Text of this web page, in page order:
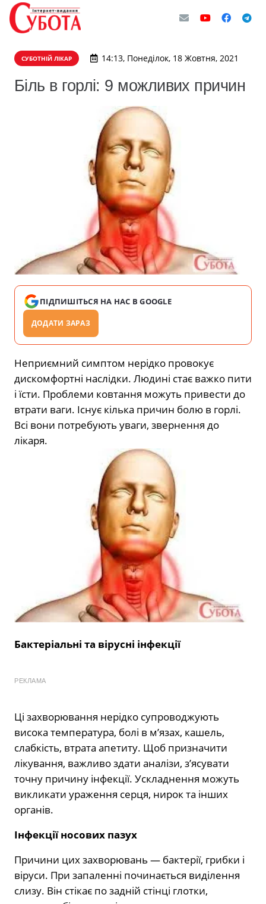
СУБОТНІЙ ЛІКАР 14:13, Понеділок, 18 Жовтня, 2021
Біль в горлі: 9 можливих причин
ПІДПИШІТЬСЯ НА НАС В GOOGLE
ДОДАТИ ЗАРАЗ
Неприємний симптом нерідко провокує
дискомфортні наслідки. Людині стає важко пити
і їсти. Проблеми ковтання можуть привести до
втрати ваги. Існує кілька причин болю в горлі.
Всі вони потребують уваги, звернення до
лікаря.
Бактеріальні та вірусні інфекції
РЕКЛАМА
Ці захворювання нерідко супроводжують
висока температура, болі в м’язах, кашель,
слабкість, втрата апетиту. Щоб призначити
лікування, важливо здати аналізи, з’ясувати
точну причину інфекції. Ускладнення можуть
викликати ураження серця, нирок та інших
органів.
Інфекції носових пазух
Причини цих захворювань — бактерії, грибки і
віруси. При запаленні починається виділення
слизу. Він стікає по задній стінці глотки,